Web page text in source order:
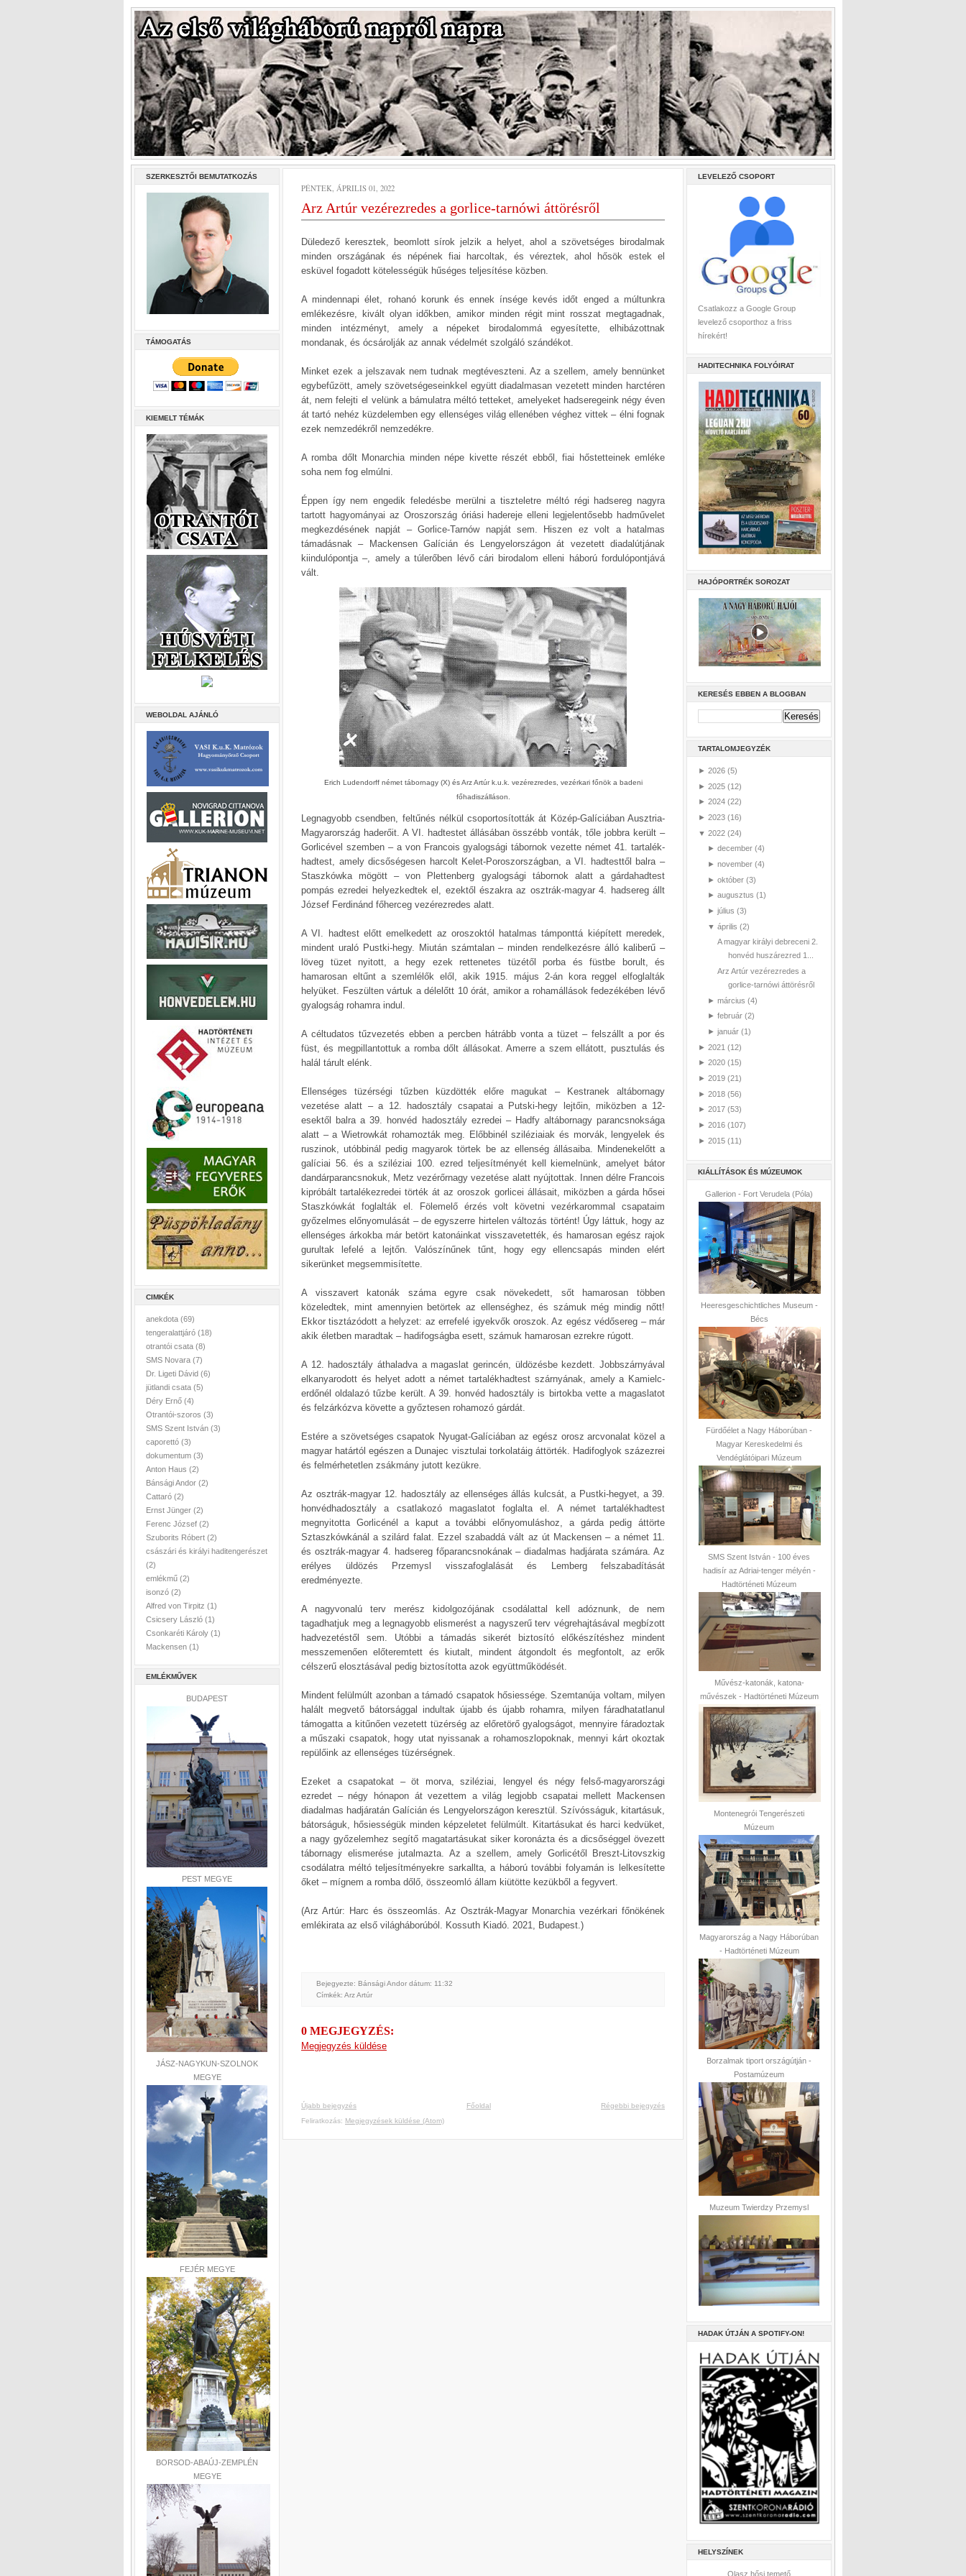
SZERKESZTŐI BEMUTATKOZÁS
TÁMOGATÁS
KIEMELT TÉMÁK
WEBOLDAL AJÁNLÓ
CIMKÉK
anekdota (69)
tengeralattjáró (18)
otrantói csata (8)
SMS Novara (7)
Dr. Ligeti Dávid (6)
jütlandi csata (5)
Déry Ernő (4)
Otrantói-szoros (3)
SMS Szent István (3)
caporettó (3)
dokumentum (3)
Anton Haus (2)
Bánsági Andor (2)
Cattaró (2)
Ernst Jünger (2)
Ferenc József (2)
Szuborits Róbert (2)
császári és királyi haditengerészet
(2)
emlékmű (2)
isonzó (2)
Alfred von Tirpitz (1)
Csicsery László (1)
Csonkaréti Károly (1)
Mackensen (1)
EMLÉKMŰVEK
BUDAPEST
PEST MEGYE
JÁSZ-NAGYKUN-SZOLNOK
MEGYE
FEJÉR MEGYE
BORSOD-ABAÚJ-ZEMPLÉN
MEGYE
PÉNTEK, ÁPRILIS 01, 2022
Arz Artúr vezérezredes a gorlice-tarnówi áttörésről
Düledező keresztek, beomlott sírok jelzik a helyet, ahol a szövetséges birodalmak
minden országának és népének fiai harcoltak, és véreztek, ahol hősök estek el
esküvel fogadott kötelességük hűséges teljesítése közben.
A mindennapi élet, rohanó korunk és ennek ínsége kevés időt enged a múltunkra
emlékezésre, kivált olyan időkben, amikor minden régit mint rosszat megtagadnak,
minden intézményt, amely a népeket birodalommá egyesítette, elhibázottnak
mondanak, és ócsárolják az annak védelmét szolgáló szándékot.
Minket ezek a jelszavak nem tudnak megtéveszteni. Az a szellem, amely bennünket
egybefűzött, amely szövetségeseinkkel együtt diadalmasan vezetett minden harctéren
át, nem felejti el velünk a bámulatra méltó tetteket, amelyeket hadseregeink négy éven
át tartó nehéz küzdelemben egy ellenséges világ ellenében véghez vittek – élni fognak
ezek nemzedékről nemzedékre.
A romba dőlt Monarchia minden népe kivette részét ebből, fiai hőstetteinek emléke
soha nem fog elmúlni.
Éppen így nem engedik feledésbe merülni a tiszteletre méltó régi hadsereg nagyra
tartott hagyományai az Oroszország óriási hadereje elleni legjelentősebb hadművelet
megkezdésének napját – Gorlice-Tarnów napját sem. Hiszen ez volt a hatalmas
támadásnak – Mackensen Galícián és Lengyelországon át vezetett diadalútjának
kiindulópontja –, amely a túlerőben lévő cári birodalom elleni háború fordulópontjává
vált.
Erich Ludendorff német tábornagy (X) és Arz Artúr k.u.k. vezérezredes, vezérkari főnök a badeni
főhadiszálláson.
Legnagyobb csendben, feltűnés nélkül csoportosították át Közép-Galíciában Ausztria-
Magyarország haderőit. A VI. hadtestet állásában összébb vonták, tőle jobbra került –
Gorlicével szemben – a von Francois gyalogsági tábornok vezette német 41. tartalék-
hadtest, amely dicsőségesen harcolt Kelet-Poroszországban, a VI. hadtesttől balra –
Staszkówka mögött – von Plettenberg gyalogsági tábornok alatt a gárdahadtest
pompás ezredei helyezkedtek el, ezektől északra az osztrák-magyar 4. hadsereg állt
József Ferdinánd főherceg vezérezredes alatt.
A VI. hadtest előtt emelkedett az oroszoktól hatalmas támponttá kiépített meredek,
mindent uraló Pustki-hegy. Miután számtalan – minden rendelkezésre álló kaliberű –
löveg tüzet nyitott, a hegy ezek rettenetes tüzétől porba és füstbe borult, és
hamarosan eltűnt a szemlélők elől, akik 1915. május 2-án kora reggel elfoglalták
helyüket. Feszülten vártuk a délelőtt 10 órát, amikor a rohamállások fedezékében lévő
gyalogság rohamra indul.
A céltudatos tűzvezetés ebben a percben hátrább vonta a tüzet – felszállt a por és
füst, és megpillantottuk a romba dőlt állásokat. Amerre a szem ellátott, pusztulás és
halál tárult elénk.
Ellenséges tüzérségi tűzben küzdötték előre magukat – Kestranek altábornagy
vezetése alatt – a 12. hadosztály csapatai a Putski-hegy lejtőin, miközben a 12-
esektől balra a 39. honvéd hadosztály ezredei – Hadfy altábornagy parancsnoksága
alatt – a Wietrowkát rohamozták meg. Előbbinél sziléziaiak és morvák, lengyelek és
ruszinok, utóbbinál pedig magyarok törtek be az ellenség állásaiba. Mindenekelőtt a
galíciai 56. és a sziléziai 100. ezred teljesítményét kell kiemelnünk, amelyet bátor
dandárparancsnokuk, Metz vezérőrnagy vezetése alatt nyújtottak. Innen délre Francois
kipróbált tartalékezredei törték át az oroszok gorlicei állásait, miközben a gárda hősei
Staszkówkát foglalták el. Fölemelő érzés volt követni vezérkarommal csapataim
győzelmes előnyomulását – de egyszerre hirtelen változás történt! Úgy láttuk, hogy az
ellenséges árkokba már betört katonáinkat visszavetették, és hamarosan egész rajok
gurultak lefelé a lejtőn. Valószínűnek tűnt, hogy egy ellencsapás minden elért
sikerünket megsemmisítette.
A visszavert katonák száma egyre csak növekedett, sőt hamarosan többen
közeledtek, mint amennyien betörtek az ellenséghez, és számuk még mindig nőtt!
Ekkor tisztázódott a helyzet: az errefelé igyekvők oroszok. Az egész védősereg – már
akik életben maradtak – hadifogságba esett, számuk hamarosan ezrekre rúgott.
A 12. hadosztály áthaladva a magaslat gerincén, üldözésbe kezdett. Jobbszárnyával
elkanyarodott és helyet adott a német tartalékhadtest szárnyának, amely a Kamielc-
erdőnél oldalazó tűzbe került. A 39. honvéd hadosztály is birtokba vette a magaslatot
és felzárkózva követte a győztesen rohamozó gárdát.
Estére a szövetséges csapatok Nyugat-Galíciában az egész orosz arcvonalat közel a
magyar határtól egészen a Dunajec visztulai torkolatáig áttörték. Hadifoglyok százezrei
és felmérhetetlen zsákmány jutott kezükre.
Az osztrák-magyar 12. hadosztály az ellenséges állás kulcsát, a Pustki-hegyet, a 39.
honvédhadosztály a csatlakozó magaslatot foglalta el. A német tartalékhadtest
megnyitotta Gorlicénél a kaput a további előnyomuláshoz, a gárda pedig áttörte
Sztaszkówkánál a szilárd falat. Ezzel szabaddá vált az út Mackensen – a német 11.
és osztrák-magyar 4. hadsereg főparancsnokának – diadalmas hadjárata számára. Az
erélyes üldözés Przemysl visszafoglalását és Lemberg felszabadítását
eredményezte.
A nagyvonalú terv merész kidolgozójának csodálattal kell adóznunk, de nem
tagadhatjuk meg a legnagyobb elismerést a nagyszerű terv végrehajtásával megbízott
hadvezetéstől sem. Utóbbi a támadás sikerét biztosító előkészítéshez mindent
messzemenően előteremtett és kiutalt, mindent átgondolt és megfontolt, az erők
célszerű elosztásával pedig biztosította azok együttműködését.
Mindent felülmúlt azonban a támadó csapatok hősiessége. Szemtanúja voltam, milyen
halált megvető bátorsággal indultak újabb és újabb rohamra, milyen fáradhatatlanul
támogatta a kitűnően vezetett tüzérség az előretörő gyalogságot, mennyire fáradoztak
a műszaki csapatok, hogy utat nyissanak a rohamoszlopoknak, mennyi kárt okoztak
repülőink az ellenséges tüzérségnek.
Ezeket a csapatokat – öt morva, sziléziai, lengyel és négy felső-magyarországi
ezredet – négy hónapon át vezettem a világ legjobb csapatai mellett Mackensen
diadalmas hadjáratán Galícián és Lengyelországon keresztül. Szívósságuk, kitartásuk,
bátorságuk, hősiességük minden képzeletet felülmúlt. Kitartásukat és harci kedvüket,
a nagy győzelemhez segítő magatartásukat siker koronázta és a dicsőséggel övezett
tábornagy elismerése jutalmazta. Az a szellem, amely Gorlicétől Breszt-Litovszkig
csodálatra méltó teljesítményekre sarkallta, a háború további folyamán is lelkesítette
őket – mígnem a romba dőlő, összeomló állam kiütötte kezükből a fegyvert.
(Arz Artúr: Harc és összeomlás. Az Osztrák-Magyar Monarchia vezérkari főnökének
emlékirata az első világháborúból. Kossuth Kiadó. 2021, Budapest.)
Bejegyezte: Bánsági Andor dátum: 11:32
Címkék: Arz Artúr
0 MEGJEGYZÉS:
Megjegyzés küldése
Újabb bejegyzés Régebbi bejegyzés
Főoldal
Feliratkozás: Megjegyzések küldése (Atom)
LEVELEZŐ CSOPORT
Csatlakozz a Google Group
levelező csoporthoz a friss
hírekért!
HADITECHNIKA FOLYÓIRAT
HAJÓPORTRÉK SOROZAT
KERESÉS EBBEN A BLOGBAN
TARTALOMJEGYZÉK
► 2026 (5)
► 2025 (12)
► 2024 (22)
► 2023 (16)
▼ 2022 (24)
► december (4)
► november (4)
► október (3)
► augusztus (1)
► július (3)
▼ április (2)
A magyar királyi debreceni 2.
honvéd huszárezred 1...
Arz Artúr vezérezredes a
gorlice-tarnówi áttörésről
► március (4)
► február (2)
► január (1)
► 2021 (12)
► 2020 (15)
► 2019 (21)
► 2018 (56)
► 2017 (53)
► 2016 (107)
► 2015 (11)
KIÁLLÍTÁSOK ÉS MÚZEUMOK
Gallerion - Fort Verudela (Póla)
Heeresgeschichtliches Museum -
Bécs
Fürdőélet a Nagy Háborúban -
Magyar Kereskedelmi és
Vendéglátóipari Múzeum
SMS Szent István - 100 éves
hadisír az Adriai-tenger mélyén -
Hadtörténeti Múzeum
Művész-katonák, katona-
művészek - Hadtörténeti Múzeum
Montenegrói Tengerészeti
Múzeum
Magyarország a Nagy Háborúban
- Hadtörténeti Múzeum
Borzalmak tiport országútján -
Postamúzeum
Muzeum Twierdzy Przemysl
HADAK ÚTJÁN A SPOTIFY-ON!
HELYSZÍNEK
Olasz hősi temető